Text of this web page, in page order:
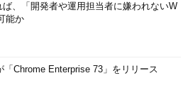
ば、「開発者や運用担当者に嫌われないW
能か
「Chrome Enterprise 73」をリリース